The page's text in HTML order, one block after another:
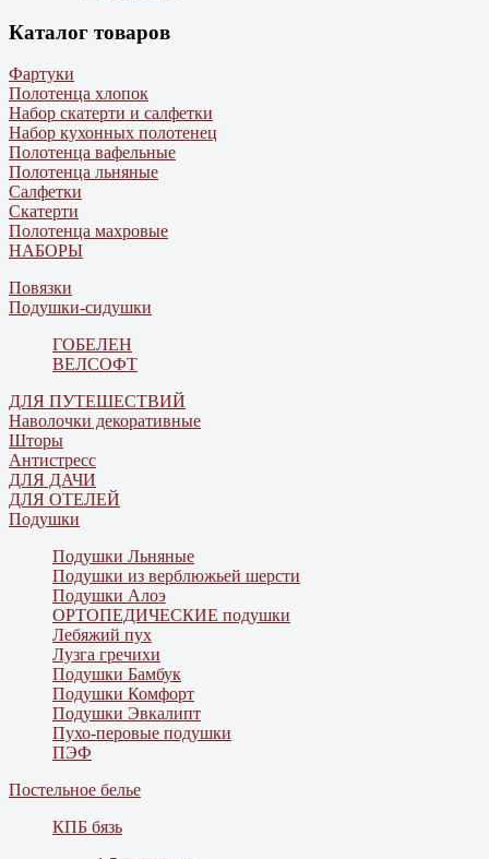
Каталог товаров
Фартуки
Полотенца хлопок
Набор скатерти и салфетки
Набор кухонных полотенец
Полотенца вафельные
Полотенца льняные
Салфетки
Скатерти
Полотенца махровые
НАБОРЫ
Повязки
Подушки-сидушки
ГОБЕЛЕН
ВЕЛСОФТ
ДЛЯ ПУТЕШЕСТВИЙ
Наволочки декоративные
Шторы
Антистресс
ДЛЯ ДАЧИ
ДЛЯ ОТЕЛЕЙ
Подушки
Подушки Льняные
Подушки из верблюжьей шерсти
Подушки Алоэ
ОРТОПЕДИЧЕСКИЕ подушки
Лебяжий пух
Лузга гречихи
Подушки Бамбук
Подушки Комфорт
Подушки Эвкалипт
Пухо-перовые подушки
ПЭФ
Постельное белье
КПБ бязь